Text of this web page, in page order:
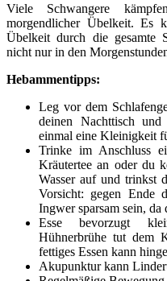
Viele Schwangere
morgendlicher Übelkeit. Es
Übelkeit durch die gesamte
nicht nur in den
Hebammentipps:
Leg vor dem
deinen Nachttisch
einmal eine Kleinigkeit
Trinke im Anschluss
Kräutertee an oder du
Wasser auf und trinkst
Vorsicht: gegen Ende
Ingwer sparsam sein,
Esse bevorzugt
Hühnerbrühe tut dem
fettiges Essen kann
Akupunktur kann